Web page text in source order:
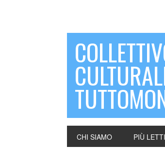
CHI SIAMO PIÙ LETTI